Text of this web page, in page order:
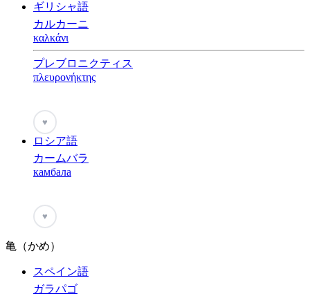
ギリシャ語
カルカーニ
καλκάνι
プレブロニクティス
πλευρονήκτης
♥
ロシア語
カームバラ
камбала
♥
亀（かめ）
スペイン語
ガラパゴ